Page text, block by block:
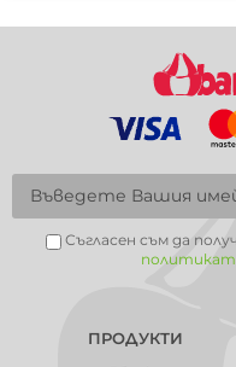
Съгласен съм да
ПРОДУКТИ